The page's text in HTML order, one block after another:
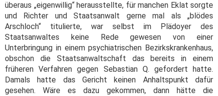
überaus „eigenwillig“ herausstellte, für manchen Eklat sorgte
und Richter und Staatsanwalt gerne mal als „blödes
Arschloch“ titulierte, war selbst im Plädoyer des
Staatsanwaltes keine Rede gewesen von einer
Unterbringung in einem psychiatrischen Bezirkskrankenhaus,
obschon die Staatsanwaltschaft das bereits in einem
früheren Verfahren gegen Sebastian Q. gefordert hatte.
Damals hatte das Gericht keinen Anhaltspunkt dafür
gesehen. Wäre es dazu gekommen, dann hätte die